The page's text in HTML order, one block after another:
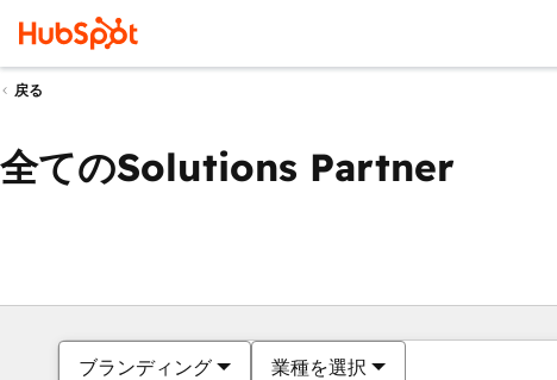
戻る
全てのSolutions Partner
ブランディング 業種を選択